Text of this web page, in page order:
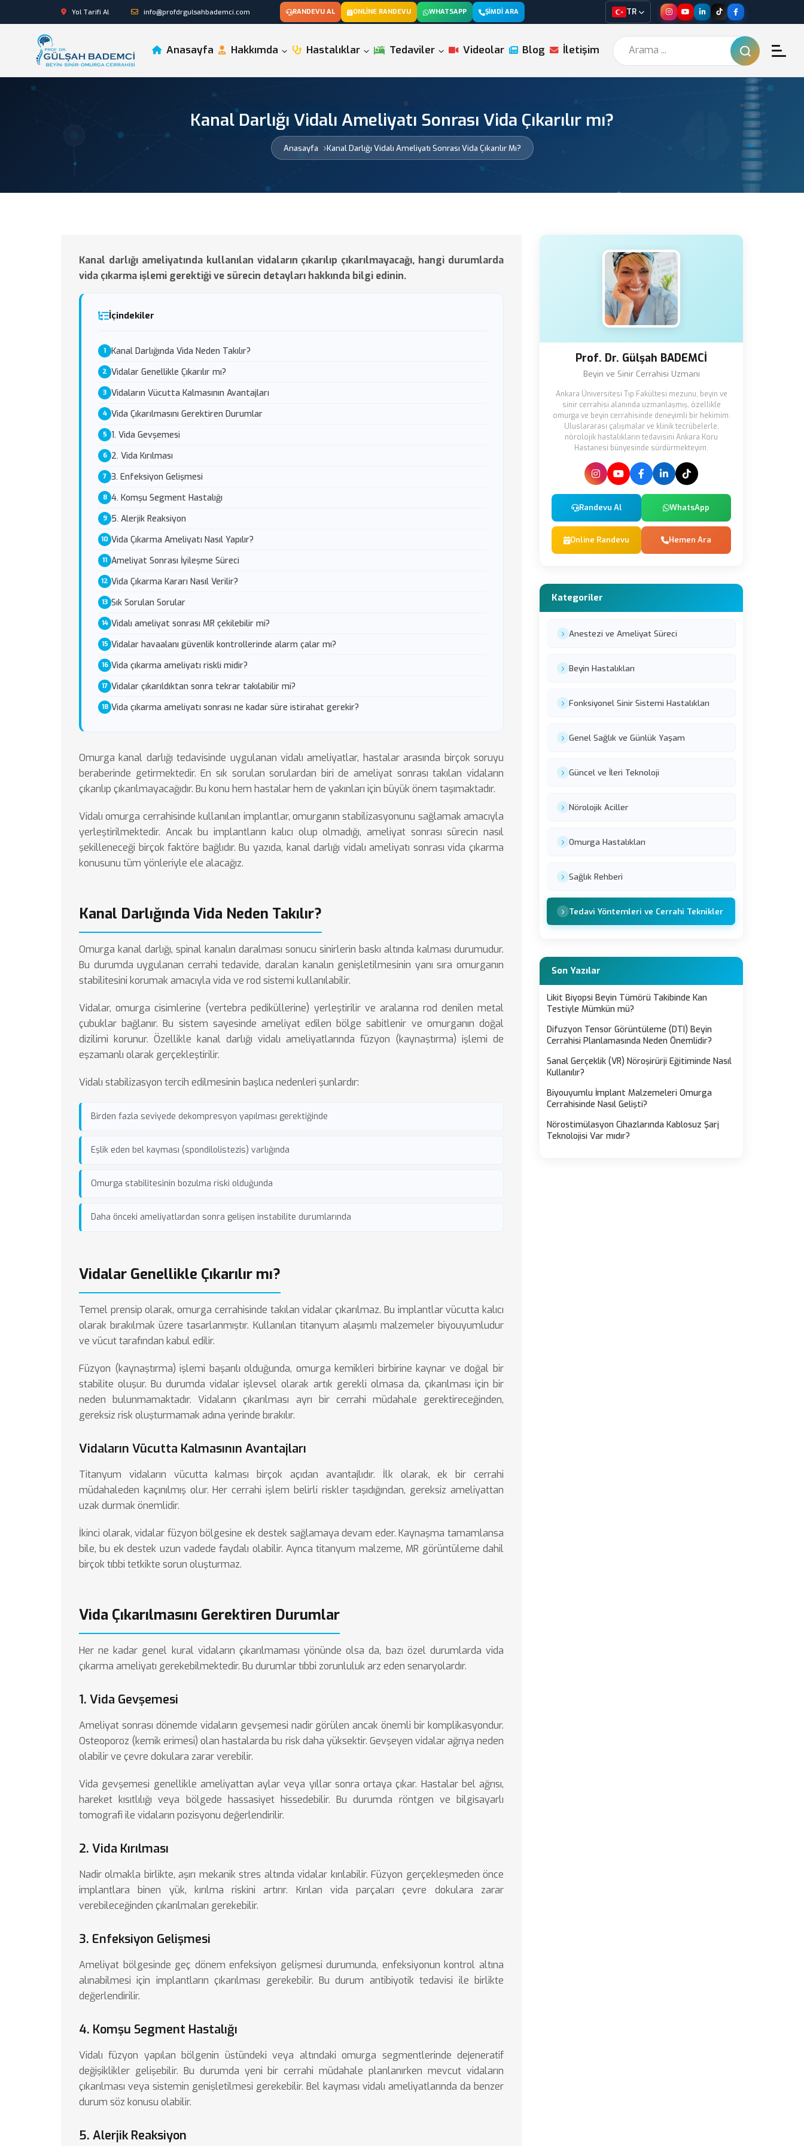
Yol Tarifi Al info@profdrgulsahbademci.com RANDEVU AL ONLINE RANDEVU WHATSAPP ŞIMDI ARA TR
Anasayfa Hakkımda Hastalıklar Tedaviler Videolar Blog İletişim
Kanal Darlığı Vidalı Ameliyatı Sonrası Vida Çıkarılır mı?
Anasayfa Kanal Darlığı Vidalı Ameliyatı Sonrası Vida Çıkarılır Mı?
Kanal darlığı ameliyatında kullanılan vidaların çıkarılıp çıkarılmayacağı, hangi durumlarda
vida çıkarma işlemi gerektiği ve sürecin detayları hakkında bilgi edinin.
İçindekiler
Kanal Darlığında Vida Neden Takılır?
Vidalar Genellikle Çıkarılır mı?
Vidaların Vücutta Kalmasının Avantajları
Vida Çıkarılmasını Gerektiren Durumlar
1. Vida Gevşemesi
2. Vida Kırılması
3. Enfeksiyon Gelişmesi
4. Komşu Segment Hastalığı
5. Alerjik Reaksiyon
Vida Çıkarma Ameliyatı Nasıl Yapılır?
Ameliyat Sonrası İyileşme Süreci
Vida Çıkarma Kararı Nasıl Verilir?
Sık Sorulan Sorular
Vidalı ameliyat sonrası MR çekilebilir mi?
Vidalar havaalanı güvenlik kontrollerinde alarm çalar mı?
Vida çıkarma ameliyatı riskli midir?
Vidalar çıkarıldıktan sonra tekrar takılabilir mi?
Vida çıkarma ameliyatı sonrası ne kadar süre istirahat gerekir?
Omurga kanal darlığı tedavisinde uygulanan vidalı ameliyatlar, hastalar arasında birçok soruyu
beraberinde getirmektedir. En sık sorulan sorulardan biri de ameliyat sonrası takılan vidaların
çıkarılıp çıkarılmayacağıdır. Bu konu hem hastalar hem de yakınları için büyük önem taşımaktadır.
Vidalı omurga cerrahisinde kullanılan implantlar, omurganın stabilizasyonunu sağlamak amacıyla
yerleştirilmektedir. Ancak bu implantların kalıcı olup olmadığı, ameliyat sonrası sürecin nasıl
şekilleneceği birçok faktöre bağlıdır. Bu yazıda, kanal darlığı vidalı ameliyatı sonrası vida çıkarma
konusunu tüm yönleriyle ele alacağız.
Kanal Darlığında Vida Neden Takılır?
Omurga kanal darlığı, spinal kanalın daralması sonucu sinirlerin baskı altında kalması durumudur.
Bu durumda uygulanan cerrahi tedavide, daralan kanalın genişletilmesinin yanı sıra omurganın
stabilitesini korumak amacıyla vida ve rod sistemi kullanılabilir.
Vidalar, omurga cisimlerine (vertebra pediküllerine) yerleştirilir ve aralarına rod denilen metal
çubuklar bağlanır. Bu sistem sayesinde ameliyat edilen bölge sabitlenir ve omurganın doğal
dizilimi korunur. Özellikle kanal darlığı vidalı ameliyatlarında füzyon (kaynaştırma) işlemi de
eşzamanlı olarak gerçekleştirilir.
Vidalı stabilizasyon tercih edilmesinin başlıca nedenleri şunlardır:
Birden fazla seviyede dekompresyon yapılması gerektiğinde
Eşlik eden bel kayması (spondilolistezis) varlığında
Omurga stabilitesinin bozulma riski olduğunda
Daha önceki ameliyatlardan sonra gelişen instabilite durumlarında
Vidalar Genellikle Çıkarılır mı?
Temel prensip olarak, omurga cerrahisinde takılan vidalar çıkarılmaz. Bu implantlar vücutta kalıcı
olarak bırakılmak üzere tasarlanmıştır. Kullanılan titanyum alaşımlı malzemeler biyouyumludur
ve vücut tarafından kabul edilir.
Füzyon (kaynaştırma) işlemi başarılı olduğunda, omurga kemikleri birbirine kaynar ve doğal bir
stabilite oluşur. Bu durumda vidalar işlevsel olarak artık gerekli olmasa da, çıkarılması için bir
neden bulunmamaktadır. Vidaların çıkarılması ayrı bir cerrahi müdahale gerektireceğinden,
gereksiz risk oluşturmamak adına yerinde bırakılır.
Vidaların Vücutta Kalmasının Avantajları
Titanyum vidaların vücutta kalması birçok açıdan avantajlıdır. İlk olarak, ek bir cerrahi
müdahaleden kaçınılmış olur. Her cerrahi işlem belirli riskler taşıdığından, gereksiz ameliyattan
uzak durmak önemlidir.
İkinci olarak, vidalar füzyon bölgesine ek destek sağlamaya devam eder. Kaynaşma tamamlansa
bile, bu ek destek uzun vadede faydalı olabilir. Ayrıca titanyum malzeme, MR görüntüleme dahil
birçok tıbbi tetkikte sorun oluşturmaz.
Vida Çıkarılmasını Gerektiren Durumlar
Her ne kadar genel kural vidaların çıkarılmaması yönünde olsa da, bazı özel durumlarda vida
çıkarma ameliyatı gerekebilmektedir. Bu durumlar tıbbi zorunluluk arz eden senaryolardır.
1. Vida Gevşemesi
Ameliyat sonrası dönemde vidaların gevşemesi nadir görülen ancak önemli bir komplikasyondur.
Osteoporoz (kemik erimesi) olan hastalarda bu risk daha yüksektir. Gevşeyen vidalar ağrıya neden
olabilir ve çevre dokulara zarar verebilir.
Vida gevşemesi genellikle ameliyattan aylar veya yıllar sonra ortaya çıkar. Hastalar bel ağrısı,
hareket kısıtlılığı veya bölgede hassasiyet hissedebilir. Bu durumda röntgen ve bilgisayarlı
tomografi ile vidaların pozisyonu değerlendirilir.
2. Vida Kırılması
Nadir olmakla birlikte, aşırı mekanik stres altında vidalar kırılabilir. Füzyon gerçekleşmeden önce
implantlara binen yük, kırılma riskini artırır. Kırılan vida parçaları çevre dokulara zarar
verebileceğinden çıkarılmaları gerekebilir.
3. Enfeksiyon Gelişmesi
Ameliyat bölgesinde geç dönem enfeksiyon gelişmesi durumunda, enfeksiyonun kontrol altına
alınabilmesi için implantların çıkarılması gerekebilir. Bu durum antibiyotik tedavisi ile birlikte
değerlendirilir.
4. Komşu Segment Hastalığı
Vidalı füzyon yapılan bölgenin üstündeki veya altındaki omurga segmentlerinde dejeneratif
değişiklikler gelişebilir. Bu durumda yeni bir cerrahi müdahale planlanırken mevcut vidaların
çıkarılması veya sistemin genişletilmesi gerekebilir. Bel kayması vidalı ameliyatlarında da benzer
durum söz konusu olabilir.
5. Alerjik Reaksiyon
Prof. Dr. Gülşah BADEMCİ
Beyin ve Sinir Cerrahisi Uzmanı
Ankara Üniversitesi Tıp Fakültesi mezunu, beyin ve
sinir cerrahisi alanında uzmanlaşmış, özellikle
omurga ve beyin cerrahisinde deneyimli bir hekimim.
Uluslararası çalışmalar ve klinik tecrübelerle,
nörolojik hastalıkların tedavisini Ankara Koru
Hastanesi bünyesinde sürdürmekteyim.
Randevu Al WhatsApp
Online Randevu Hemen Ara
Kategoriler
Anestezi ve Ameliyat Süreci
Beyin Hastalıkları
Fonksiyonel Sinir Sistemi Hastalıkları
Genel Sağlık ve Günlük Yaşam
Güncel ve İleri Teknoloji
Nörolojik Aciller
Omurga Hastalıkları
Sağlık Rehberi
Tedavi Yöntemleri ve Cerrahi Teknikler
Son Yazılar
Likit Biyopsi Beyin Tümörü Takibinde Kan
Testiyle Mümkün mü?
Difuzyon Tensor Görüntüleme (DTI) Beyin
Cerrahisi Planlamasında Neden Önemlidir?
Sanal Gerçeklik (VR) Nöroşirürji Eğitiminde Nasıl
Kullanılır?
Biyouyumlu İmplant Malzemeleri Omurga
Cerrahisinde Nasıl Gelişti?
Nörostimülasyon Cihazlarında Kablosuz Şarj
Teknolojisi Var mıdır?